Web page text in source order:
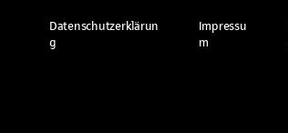
Datenschutzerklärun
g
Impressu
m